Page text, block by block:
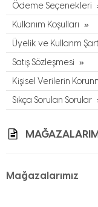
Ödeme Seçenekleri
Kullanım Koşulları
Üyelik ve Kullanm
Satış Sözleşmesi
Kişisel Verilerin
Sıkça Sorulan Sorular
Mağazalarımız